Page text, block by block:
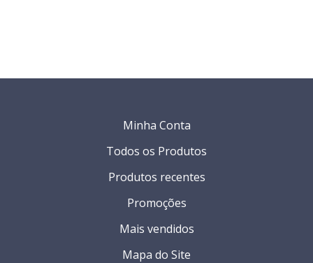
Minha Conta
Todos os Produtos
Produtos recentes
Promoções
Mais vendidos
Mapa do Site